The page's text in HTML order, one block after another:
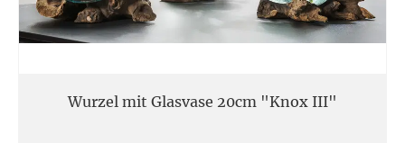
Wurzel mit Glasvase 20cm "Knox III"